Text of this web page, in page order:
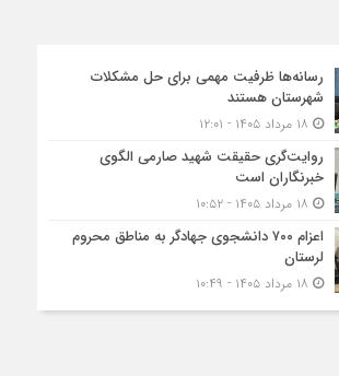
رسانه‌ها ظرفیت مهمی برای حل مشکلات
شهرستان هستند
روایت‌گری حقیقت شهید صارمی الگوی
خبرنگاران است
اعزام ۷۰۰ دانشجوی جهادگر به مناطق محروم
لرستان